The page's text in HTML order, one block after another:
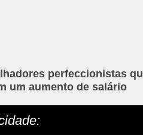
perfeccionistas
um aumento de salário